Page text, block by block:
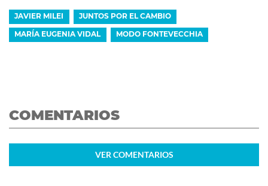
JAVIER MILEI JUNTOS POR EL CAMBIO
MARÍA EUGENIA VIDAL MODO FONTEVECCHIA
COMENTARIOS
VER COMENTARIOS